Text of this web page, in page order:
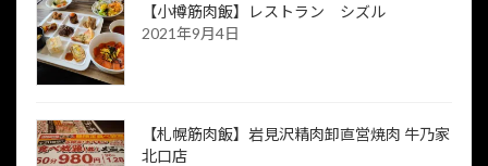
【小樽筋肉飯】レストラン シズル
2021年9月4日
【札幌筋肉飯】岩見沢精肉卸直営焼肉 牛乃家
北口店